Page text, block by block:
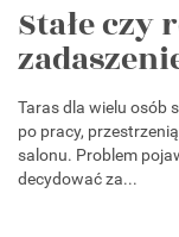
Stałe czy
Taras dla wielu osób
po pracy,
salonu. Problem
decydować za...